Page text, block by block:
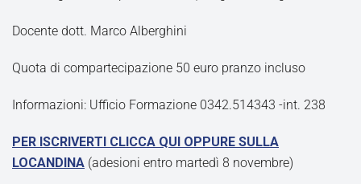
Docente dott. Marco Alberghini
Quota di compartecipazione 50 euro pranzo incluso
Informazioni: Ufficio Formazione 0342.514343 -int. 238
PER ISCRIVERTI CLICCA QUI OPPURE SULLA
LOCANDINA (adesioni entro martedì 8 novembre)